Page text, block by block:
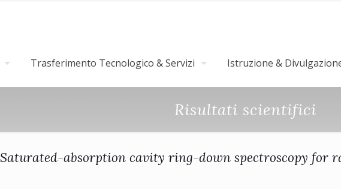
Trasferimento Tecnologico & Servizi Istruzione &
Risultati scientifici
Saturated-absorption cavity ring-down spectroscopy for